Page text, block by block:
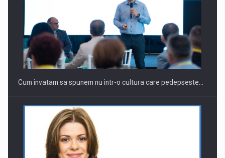
Webinar - Business Evolution-RETHINK STRATEGY-Finantare
Investitii Digitalizare
Cum invatam sa spunem nu intr-o cultura care pedepseste…